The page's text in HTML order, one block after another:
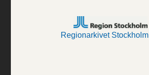
Regionarkivet Stockholm